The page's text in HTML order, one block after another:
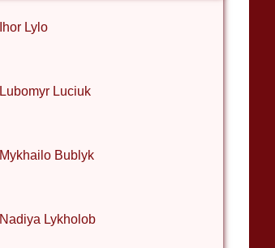
Ihor Lylo
Lubomyr Luciuk
Mykhailo Bublyk
Nadiya Lykholob